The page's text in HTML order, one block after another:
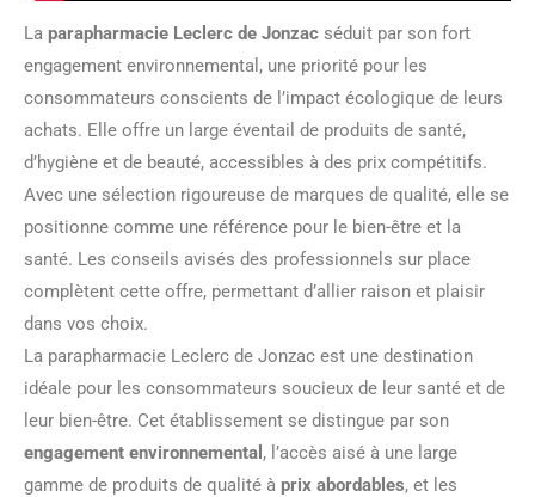
La parapharmacie Leclerc de Jonzac séduit par son fort
engagement environnemental, une priorité pour les
consommateurs conscients de l’impact écologique de leurs
achats. Elle offre un large éventail de produits de santé,
d’hygiène et de beauté, accessibles à des prix compétitifs.
Avec une sélection rigoureuse de marques de qualité, elle se
positionne comme une référence pour le bien-être et la
santé. Les conseils avisés des professionnels sur place
complètent cette offre, permettant d’allier raison et plaisir
dans vos choix.
La parapharmacie Leclerc de Jonzac est une destination
idéale pour les consommateurs soucieux de leur santé et de
leur bien-être. Cet établissement se distingue par son
engagement environnemental , l’accès aisé à une large
gamme de produits de qualité à prix abordables, et les